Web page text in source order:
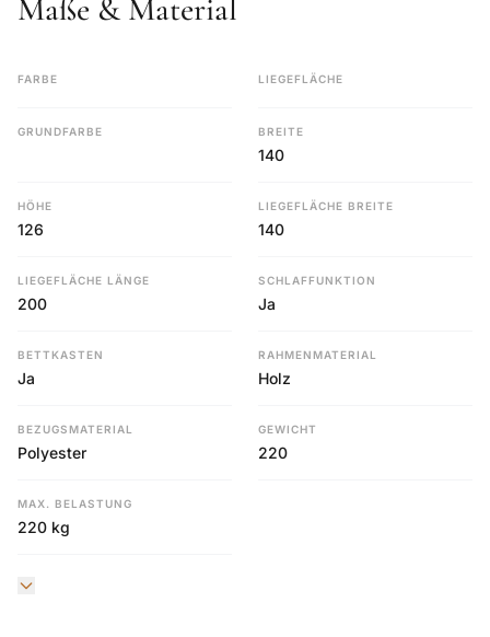
Maße & Material
FARBE LIEGEFLÄCHE
GRUNDFARBE BREITE
140
HÖHE
126
LIEGEFLÄCHE BREITE
140
LIEGEFLÄCHE LÄNGE
200
SCHLAFFUNKTION
Ja
BETTKASTEN
Ja
RAHMENMATERIAL
Holz
BEZUGSMATERIAL
Polyester
GEWICHT
220
MAX. BELASTUNG
220 kg